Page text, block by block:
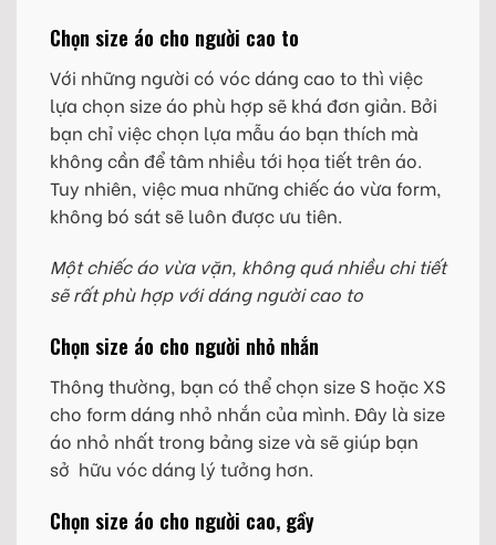
Chọn size áo cho người cao to
Với những người có vóc dáng cao to thì việc
lựa chọn size áo phù hợp sẽ khá đơn giản. Bởi
bạn chỉ việc chọn lựa mẫu áo bạn thích mà
không cần để tâm nhiều tới họa tiết trên áo.
Tuy nhiên, việc mua những chiếc áo vừa form,
không bó sát sẽ luôn được ưu tiên.
Một chiếc áo vừa vặn, không quá nhiều chi tiết
sẽ rất phù hợp với dáng người cao to
Chọn size áo cho người nhỏ nhắn
Thông thường, bạn có thể chọn size S hoặc XS
cho form dáng nhỏ nhắn của mình. Đây là size
áo nhỏ nhất trong bảng size và sẽ giúp bạn
sở hữu vóc dáng lý tưởng hơn.
Chọn size áo cho người cao, gầy